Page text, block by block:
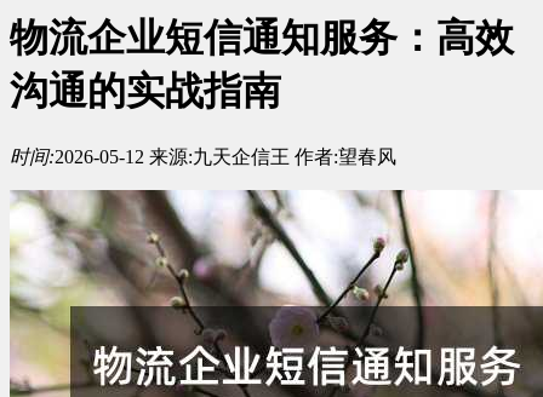
物流企业短信通知服务：高效
沟通的实战指南
时间:2026-05-12 来源:九天企信王 作者:望春风